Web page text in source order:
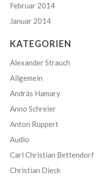
Februar 2014
Januar 2014
KATEGORIEN
Alexander Strauch
Allgemein
András Hamary
Anno Schreier
Anton Ruppert
Audio
Carl Christian Bettendorf
Christian Dieck